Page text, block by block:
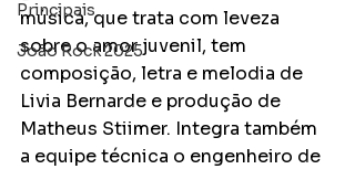
Principais
João Rock 2025
música, que trata com leveza
sobre o amor juvenil, tem
composição, letra e melodia de
Livia Bernarde e produção de
Matheus Stiimer. Integra também
a equipe técnica o engenheiro de